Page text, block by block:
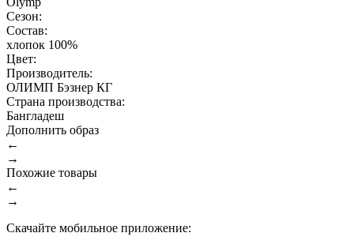
Сезон:
Состав:
хлопок 100%
Цвет:
Производитель:
ОЛИМП Бэзнер КГ
Страна производства:
Бангладеш
Дополнить образ
←
→
Похожие товары
←
→
Скачайте мобильное приложение: